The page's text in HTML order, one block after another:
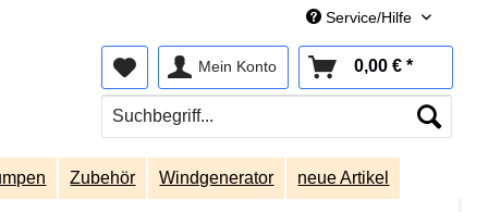
Service/Hilfe
Mein Konto 0,00 € *
Zubehör Windgenerator neue Artikel